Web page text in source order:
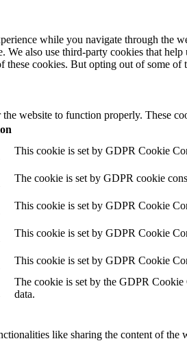
while you navigate through the
also use third-party cookies that
these cookies. But opting out of some
website to function properly. These
This cookie is set by GDPR Cookie
The cookie is set by GDPR cookie
This cookie is set by GDPR Cookie
This cookie is set by GDPR Cookie
This cookie is set by GDPR Cookie
The cookie is set by the GDPR Cookie
data.
like sharing the content of